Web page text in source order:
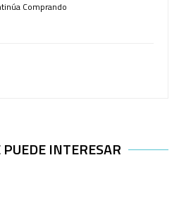
Comprando
INTERESAR